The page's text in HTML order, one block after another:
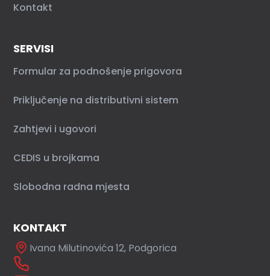
Kontakt
SERVISI
Formular za podnošenje prigovora
Priključenje na distributivni sistem
Zahtjevi i ugovori
CEDIS u brojkama
Slobodna radna mjesta
KONTAKT
Ivana Milutinovića 12, Podgorica